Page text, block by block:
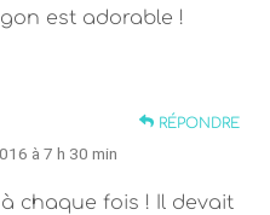
est adorable !
RÉPONDRE
à 7 h 30 min
à chaque fois ! Il devait